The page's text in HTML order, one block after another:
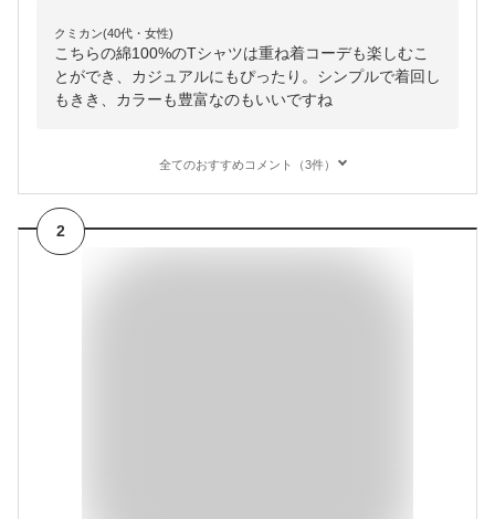
クミカン(40代・女性)
こちらの綿100%のTシャツは重ね着コーデも楽しむこ
とができ、カジュアルにもぴったり。シンプルで着回し
もきき、カラーも豊富なのもいいですね
全てのおすすめコメント（3件）
2